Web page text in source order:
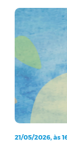
21/05/2026, às